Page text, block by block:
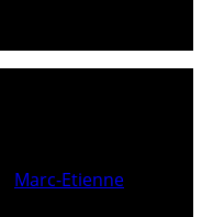
Marc-Etienne